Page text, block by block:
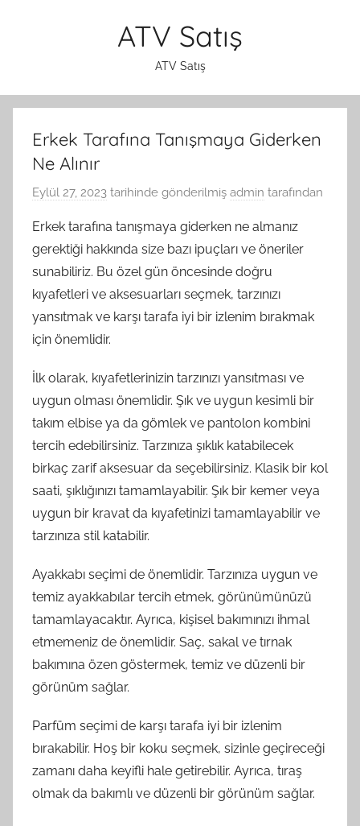
ATV Satış
ATV Satış
Erkek Tarafına Tanışmaya Giderken
Ne Alınır
Eylül 27, 2023 tarihinde gönderilmiş admin tarafından
Erkek tarafına tanışmaya giderken ne almanız
gerektiği hakkında size bazı ipuçları ve öneriler
sunabiliriz. Bu özel gün öncesinde doğru
kıyafetleri ve aksesuarları seçmek, tarzınızı
yansıtmak ve karşı tarafa iyi bir izlenim bırakmak
için önemlidir.
İlk olarak, kıyafetlerinizin tarzınızı yansıtması ve
uygun olması önemlidir. Şık ve uygun kesimli bir
takım elbise ya da gömlek ve pantolon kombini
tercih edebilirsiniz. Tarzınıza şıklık katabilecek
birkaç zarif aksesuar da seçebilirsiniz. Klasik bir kol
saati, şıklığınızı tamamlayabilir. Şık bir kemer veya
uygun bir kravat da kıyafetinizi tamamlayabilir ve
tarzınıza stil katabilir.
Ayakkabı seçimi de önemlidir. Tarzınıza uygun ve
temiz ayakkabılar tercih etmek, görünümünüzü
tamamlayacaktır. Ayrıca, kişisel bakımınızı ihmal
etmemeniz de önemlidir. Saç, sakal ve tırnak
bakımına özen göstermek, temiz ve düzenli bir
görünüm sağlar.
Parfüm seçimi de karşı tarafa iyi bir izlenim
bırakabilir. Hoş bir koku seçmek, sizinle geçireceği
zamanı daha keyifli hale getirebilir. Ayrıca, tıraş
olmak da bakımlı ve düzenli bir görünüm sağlar.